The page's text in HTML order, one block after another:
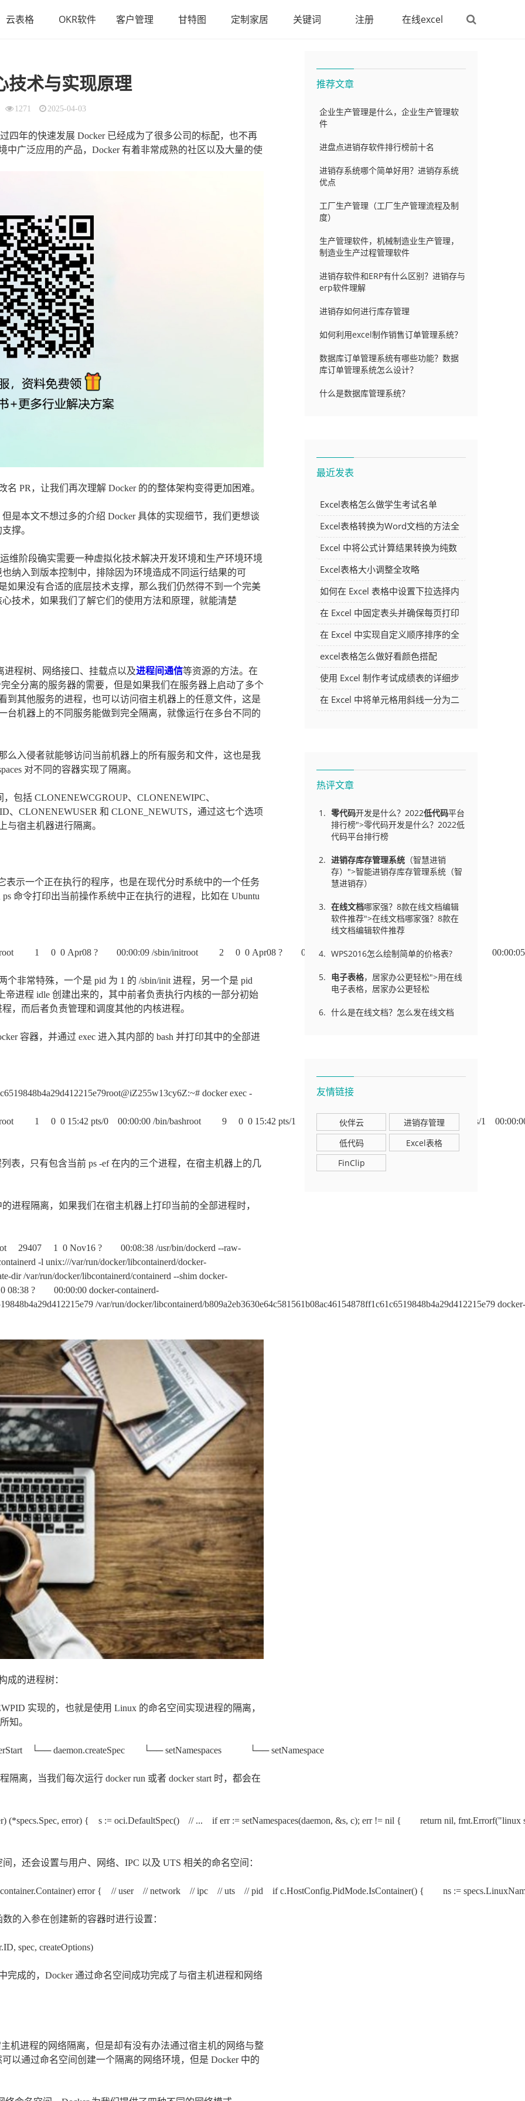
云表格 OKR软件 客户管理 甘特图 定制家居 关键词 注册 在线excel
技术与实现原理
1271 2025-04-03
四年的快速发展 Docker 已经成为了很多公司的标配，也不再
广泛应用的产品，Docker 有着非常成熟的社区以及大量的使
PR，让我们再次理解 Docker 的的整体架构变得更加困难。
是本文不想过多的介绍 Docker 具体的实现细节，我们更想谈
撑。
维阶段确实需要一种虚拟化技术解决开发环境和生产环境环境
纳入到版本控制中，排除因为环境造成不同运行结果的可
如果没有合适的底层技术支撑，那么我们仍然得不到一个完美
技术，如果我们了解它们的使用方法和原理，就能清楚
进程树、网络接口、挂载点以及进程间通信等资源的方法。在
全分离的服务器的需要，但是如果我们在服务器上启动了多个
到其他服务的进程，也可以访问宿主机器上的任意文件，这是
台机器上的不同服务能做到完全隔离，就像运行在多台不同的
么入侵者就能够访问当前机器上的所有服务和文件，这也是我
对不同的容器实现了隔离。
包括 CLONENEWCGROUP、CLONENEWIPC、
、CLONENEWUSER 和 CLONE_NEWUTS，通过这七个选项
与宿主机器进行隔离。
示一个正在执行的程序，也是在现代分时系统中的一个任务
命令打印出当前操作系统中正在执行的进程，比如在 Ubuntu
1 0 0 Apr08 ? 00:00:09 /sbin/initroot 2 0 0 Apr08 ? 00:00:00 [kthreadd]root 3 2 0 Apr08 ? 00:00:05
非常特殊，一个是 pid 为 1 的 /sbin/init 进程，另一个是 pid
帝进程 idle 创建出来的，其中前者负责执行内核的一部分初始
，而后者负责管理和调度其他的内核进程。
容器，并通过 exec 进入其内部的 bash 并打印其中的全部进
docker exec -
0 0 15:42 pts/0 00:00:00 /bin/bashroot 9 0 0 15:42 pts/1 00:00:00 /bin/bashroot 17 9 0 15:43 pts/1 00:00:00
表，只有包含当前 ps -ef 在内的三个进程，在宿主机器上的几
进程隔离，如果我们在宿主机器上打印当前的全部进程时，
1 0 Nov16 ? 00:08:38 /usr/bin/dockerd --raw-
-l unix:///var/run/docker/libcontainerd/docker-
dir /var/run/docker/libcontainerd/containerd --shim docker-
08:38 ? 00:00:00 docker-containerd-
/var/run/docker/libcontainerd/b809a2eb3630e64c581561b08ac46154878ff1c61c6519848b4a29d412215e79 docker-
成的进程树：
实现的，也就是使用 Linux 的命名空间实现进程的隔离，
知。
└── daemon.createSpec └── setNamespaces └── setNamespace
离，当我们每次运行 docker run 或者 docker start 时，都会在
(*specs.Spec, error) { s := oci.DefaultSpec() // ... if err := setNamespaces(daemon, &s, c); err != nil { return nil,
，还会设置与用户、网络、IPC 以及 UTS 相关的命名空间：
c *container.Container) error { // user // network // ipc // uts // pid if c.HostConfig.PidMode.IsContainer() { ns :=
的入参在创建新的容器时进行设置：
spec, createOptions)
成的，Docker 通过命名空间成功完成了与宿主机进程和网络
机进程的网络隔离，但是却有没有办法通过宿主机的网络与整
以通过命名空间创建一个隔离的网络环境，但是 Docker 中的
推荐文章
企业生产管理是什么，企业生产管理软
件
进盘点进销存软件排行榜前十名
进销存系统哪个简单好用？进销存系统
优点
工厂生产管理（工厂生产管理流程及制
度）
生产管理软件，机械制造业生产管理，
制造业生产过程管理软件
进销存软件和ERP有什么区别？进销存与
erp软件理解
进销存如何进行库存管理
如何利用excel制作销售订单管理系统？
数据库订单管理系统有哪些功能？数据
库订单管理系统怎么设计？
什么是数据库管理系统？
最近发表
Excel表格怎么做学生考试名单
Excel表格转换为Word文档的方法全
解析
Excel 中将公式计算结果转换为纯数
字的多种方法
Excel表格大小调整全攻略
如何在 Excel 表格中设置下拉选择内
容
在 Excel 中固定表头并确保每页打印
时都显示表头的方法详解
在 Excel 中实现自定义顺序排序的全
面指南
excel表格怎么做好看颜色搭配
使用 Excel 制作考试成绩表的详细步
骤及技巧
在 Excel 中将单元格用斜线一分为二
热评文章
零代码开发是什么？2022低代码平台
排行榜">零代码开发是什么？2022低
代码平台排行榜
进销存库存管理系统 （智慧进销
存）">智能进销存库存管理系统（智
慧进销存）
在线文档哪家强？8款在线文档编辑
软件推荐">在线文档哪家强？8款在
线文档编辑软件推荐
WPS2016怎么绘制简单的价格表?
电子表格，居家办公更轻松">用在线
电子表格，居家办公更轻松
什么是在线文档？怎么发在线文档
友情链接
伙伴云
进销存管理
低代码
Excel表格
FinClip